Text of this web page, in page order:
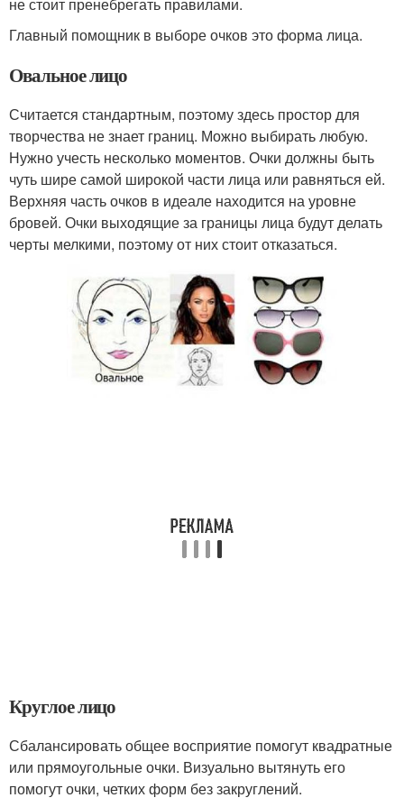
Главный помощник в выборе очков это форма лица.
Овальное лицо
Считается стандартным, поэтому здесь простор для
творчества не знает границ. Можно выбирать любую.
Нужно учесть несколько моментов. Очки должны быть
чуть шире самой широкой части лица или равняться ей.
Верхняя часть очков в идеале находится на уровне
бровей. Очки выходящие за границы лица будут делать
черты мелкими, поэтому от них стоит отказаться.
Круглое лицо
Сбалансировать общее восприятие помогут квадратные
или прямоугольные очки. Визуально вытянуть его
помогут очки, четких форм без закруглений.